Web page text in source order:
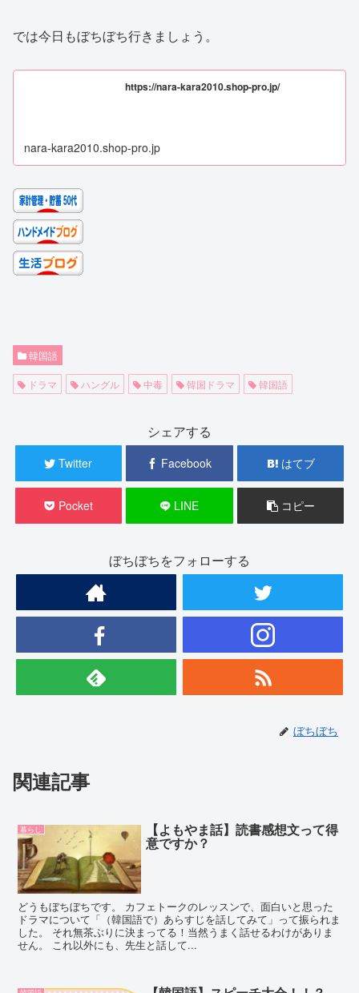
では今日もぼちぼち行きましょう。
https://nara-kara2010.shop-pro.jp/
nara-kara2010.shop-pro.jp
韓国語
ドラマ ハングル 中毒 韓国ドラマ 韓国語
シェアする
Twitter Facebook はてブ
Pocket LINE コピー
ぼちぼちをフォローする
ぼちぼち
関連記事
暮らし 【よもやま話】読書感想文って得
意ですか？
どうもぼちぼちです。 カフェトークのレッスンで、面白いと思った
ドラマについて「（韓国語で）あらすじを話してみて」って振られま
した。 それ無茶ぶりに決まってる！当然うまく話せるわけがありま
せん。 これ以外にも、先生と話して...